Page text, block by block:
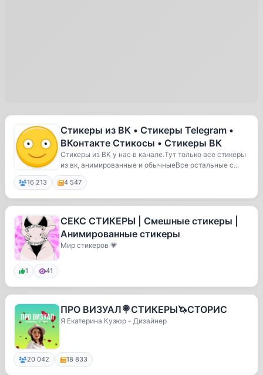
Стикеры из ВК • Стикеры Telegram •
ВКонтакте Стикосы • Стикеры ВК
Стикеры из ВК у нас в канале.Тут только все стикеры
из вк, анимированные и обычныеВсе остальные с...
16 213 4 547
СЕКС СТИКЕРЫ | Смешные стикеры |
Анимированные стикеры
Мир стикеров 💗
1 41
ПРО ВИЗУАЛ🍭СТИКЕРЫ🦄СТОРИС
Я Екатерина Кузюр - Дизайнер
20 042 18 833